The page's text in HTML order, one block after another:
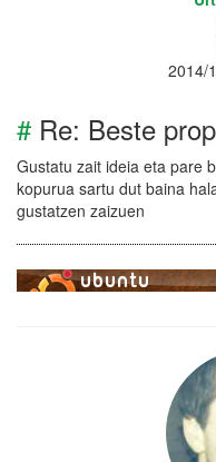
2014/
# Re: Beste
Gustatu zait ideia eta pare
kopurua sartu dut baina
gustatzen zaizuen